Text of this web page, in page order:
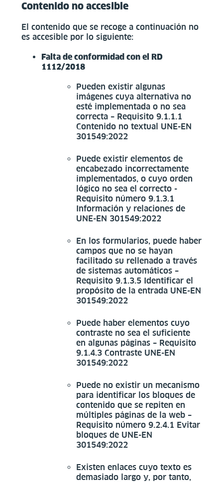
Contenido no accesible
El contenido que se recoge a continuación no
es accesible por lo siguiente:
Falta de conformidad con el RD
1112/2018
Pueden existir algunas
imágenes cuya alternativa no
esté implementada o no sea
correcta – Requisito 9.1.1.1
Contenido no textual UNE-EN
301549:2022
Puede existir elementos de
encabezado incorrectamente
implementados, o cuyo orden
lógico no sea el correcto -
Requisito número 9.1.3.1
Información y relaciones de
UNE-EN 301549:2022
En los formularios, puede haber
campos que no se hayan
facilitado su rellenado a través
de sistemas automáticos –
Requisito 9.1.3.5 Identificar el
propósito de la entrada UNE-EN
301549:2022
Puede haber elementos cuyo
contraste no sea el suficiente
en algunas páginas – Requisito
9.1.4.3 Contraste UNE-EN
301549:2022
Puede no existir un mecanismo
para identificar los bloques de
contenido que se repiten en
múltiples páginas de la web –
Requisito número 9.2.4.1 Evitar
bloques de UNE-EN
301549:2022
Existen enlaces cuyo texto es
demasiado largo y, por tanto,